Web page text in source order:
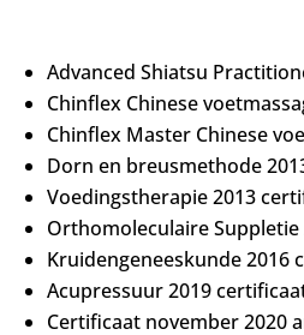
Advanced Shiatsu
Chinflex Chinese
Chinflex Master Chinese
Dorn en breusmethode
Voedingstherapie 2013
Orthomoleculaire
Kruidengeneeskunde 2016
Acupressuur 2019
Certificaat november 2020